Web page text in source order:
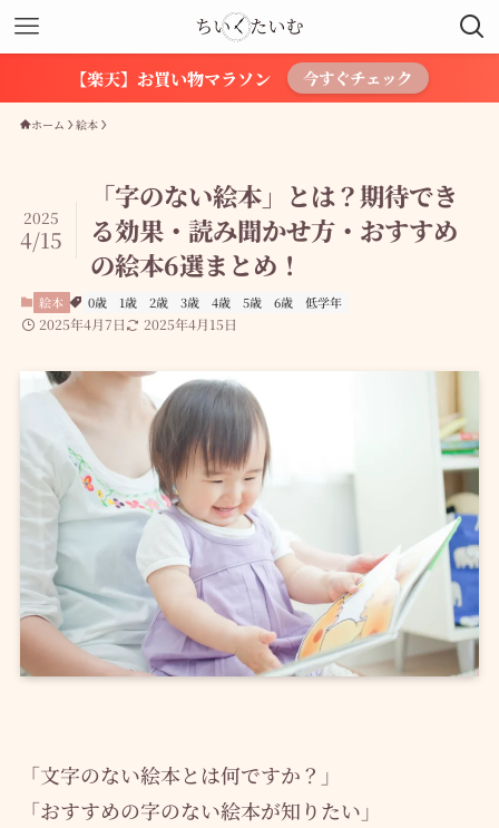
【楽天】お買い物マラソン 今すぐチェック
ホーム 絵本
「字のない絵本」とは？期待でき
る効果・読み聞かせ方・おすすめ
の絵本6選まとめ！
2025
4/15
絵本 0歳 1歳 2歳 3歳 4歳 5歳 6歳 低学年
2025年4月7日 2025年4月15日
「文字のない絵本とは何ですか？」
「おすすめの字のない絵本が知りたい」